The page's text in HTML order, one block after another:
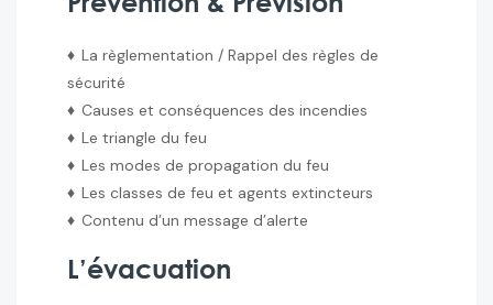
♦ La règlementation / Rappel des règles de
sécurité
♦ Causes et conséquences des incendies
♦ Le triangle du feu
♦ Les modes de propagation du feu
♦ Les classes de feu et agents extincteurs
♦ Contenu d’un message d’alerte
L’évacuation